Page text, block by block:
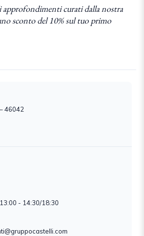
approfondimenti curati dalla nostra
sconto del 10% sul tuo primo
46042
- 14:30/18:30